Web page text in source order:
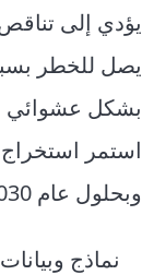
يؤدي إلى
يصل للخطر
بشكل عشوائي
استمر استخراج
وبحلول عام 2030، سيتم استنفاد أحواض المياه”.
نماذج